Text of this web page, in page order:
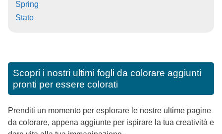
Spring
Stato
Scopri i nostri ultimi fogli da colorare aggiunti
pronti per essere colorati
Prenditi un momento per esplorare le nostre ultime pagine
da colorare, appena aggiunte per ispirare la tua creatività e